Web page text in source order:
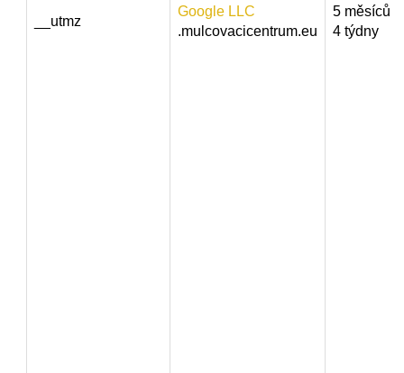
__utmz
Google LLC
.mulcovacicentrum.eu
5 měsíců
4 týdny